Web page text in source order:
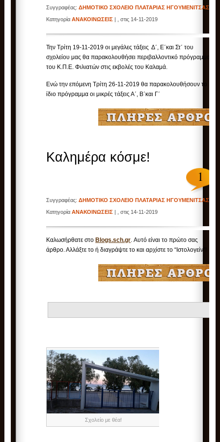
Συγγραφέας:ΔΗΜΟΤΙΚΟ ΣΧΟΛΕΙΟ ΠΛΑΤΑΡΙΑΣ ΗΓΟΥΜΕΝΙΤΣΑΣ
ΚατηγορίαΑΝΑΚΟΙΝΩΣΕΙΣ | , στις 14-11-2019
Την Τρίτη 19-11-2019 οι μεγάλες τάξεις Δ΄, Ε΄και Στ΄ του
σχολείου μας θα παρακολουθήσει περιβαλλοντικό πρόγραμμα
του Κ.Π.Ε. Φιλιατών στις εκβολές του Καλαμά.
Ενώ την επόμενη Τρίτη 26-11-2019 θα παρακολουθήσουν το
ίδιο πρόγραμμα οι μικρές τάξεις Α΄, Β΄και Γ΄
Καλημέρα κόσμε!
1
Συγγραφέας:ΔΗΜΟΤΙΚΟ ΣΧΟΛΕΙΟ ΠΛΑΤΑΡΙΑΣ ΗΓΟΥΜΕΝΙΤΣΑΣ
ΚατηγορίαΑΝΑΚΟΙΝΩΣΕΙΣ | , στις 14-11-2019
Καλωσήρθατε στο Blogs.sch.gr. Αυτό είναι το πρώτο σας
άρθρο. Αλλάξτε το ή διαγράψτε το και αρχίστε το “Ιστολογείν”!
Σχολείο με θέα!